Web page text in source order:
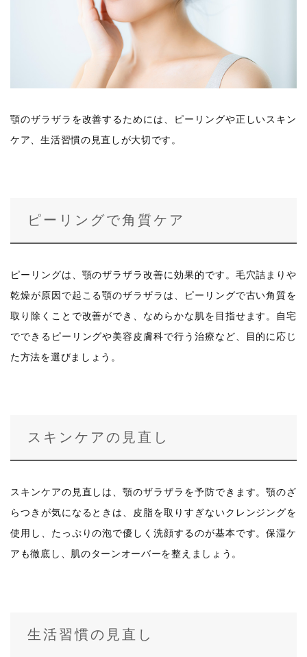
顎のザラザラを改善するためには、ピーリングや正しいスキン
ケア、生活習慣の見直しが大切です。
ピーリングで角質ケア
ピーリングは、顎のザラザラ改善に効果的です。毛穴詰まりや
乾燥が原因で起こる顎のザラザラは、ピーリングで古い角質を
取り除くことで改善ができ、なめらかな肌を目指せます。自宅
でできるピーリングや美容皮膚科で行う治療など、目的に応じ
た方法を選びましょう。
スキンケアの見直し
スキンケアの見直しは、顎のザラザラを予防できます。顎のざ
らつきが気になるときは、皮脂を取りすぎないクレンジングを
使用し、たっぷりの泡で優しく洗顔するのが基本です。保湿ケ
アも徹底し、肌のターンオーバーを整えましょう。
生活習慣の見直し